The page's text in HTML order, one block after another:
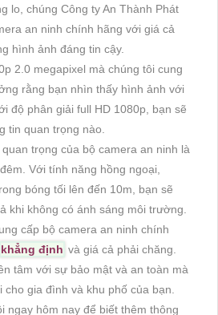
lo, chúng Công ty An Thành Phát
an ninh chính hãng với giá cả
hình ảnh đáng tin cậy.
2.0 megapixel mà chúng tôi cung
rằng bạn nhìn thấy hình ảnh với
độ phân giải full HD 1080p, bạn sẽ
tin quan trọng nào.
trọng của bộ camera an ninh là
Với tính năng hồng ngoại,
bóng tối lên đến 10m, bạn sẽ
khi không có ánh sáng môi trường.
cấp bộ camera an ninh chính
khẳng định và giá cả phải chăng.
tâm với sự bảo mật và an toàn mà
cho gia đình và khu phố của bạn.
ngay hôm nay để biết thêm thông